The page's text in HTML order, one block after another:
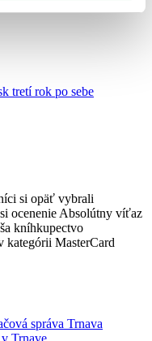
tretí rok po sebe
si opäť vybrali
ocenenie Absolútny víťaz
kníhkupectvo
MasterCard
správa Trnava
Trnave